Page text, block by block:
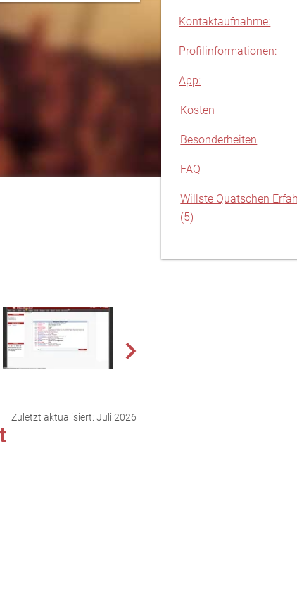
Kontaktaufnahme:
Profilinformationen:
App:
Kosten
Besonderheiten
FAQ
Willste Quatschen
(5)
Zuletzt aktualisiert:Juli 2026